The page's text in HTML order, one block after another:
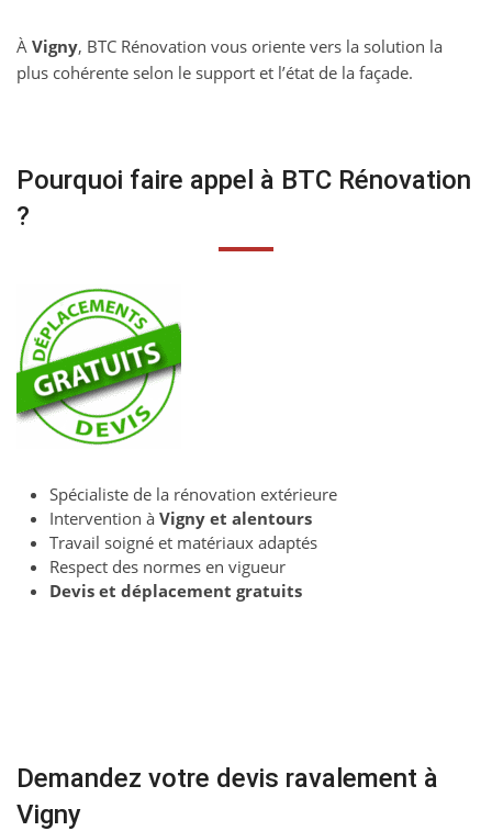
À Vigny, BTC Rénovation vous oriente vers la solution la
plus cohérente selon le support et l’état de la façade.
Pourquoi faire appel à BTC Rénovation
?
Spécialiste de la rénovation extérieure
Intervention à Vigny et alentours
Travail soigné et matériaux adaptés
Respect des normes en vigueur
Devis et déplacement gratuits
Demandez votre devis ravalement à
Vigny